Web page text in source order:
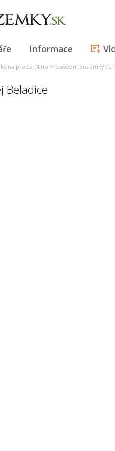
Informace
na prodej Nitra > Stavební pozemky
Beladice